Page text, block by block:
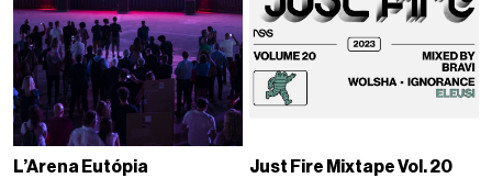
L’Arena Eutópia
Just Fire Mixtape Vol. 20